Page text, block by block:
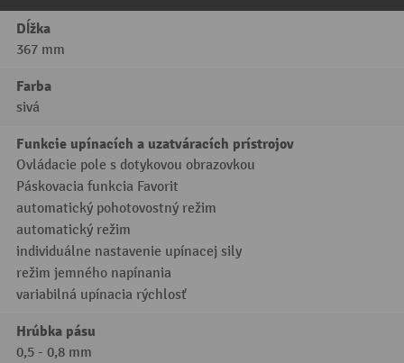
Dĺžka
367 mm
Farba
sivá
Funkcie upínacích a uzatváracích prístrojov
Ovládacie pole s dotykovou obrazovkou
Páskovacia funkcia Favorit
automatický pohotovostný režim
automatický režim
individuálne nastavenie upínacej sily
režim jemného napínania
variabilná upínacia rýchlosť
Hrúbka pásu
0,5 - 0,8 mm